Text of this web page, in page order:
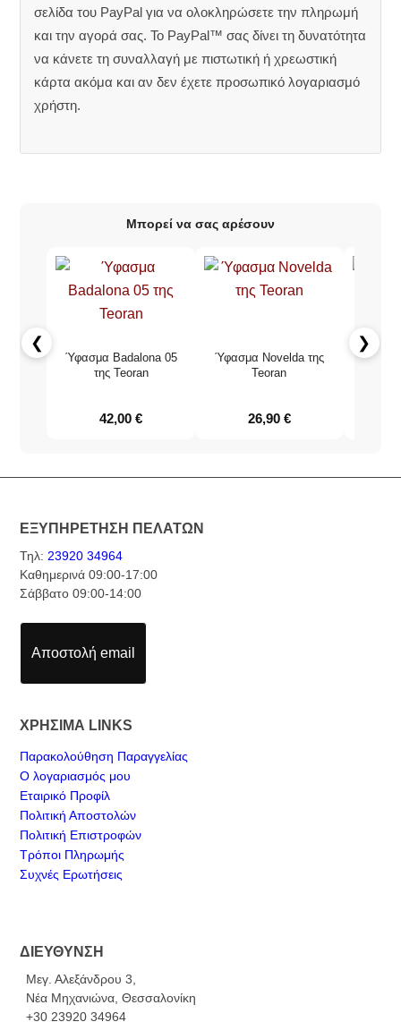
σελίδα του PayPal για να ολοκληρώσετε την πληρωμή
και την αγορά σας. Το PayPal™ σας δίνει τη δυνατότητα
να κάνετε τη συναλλαγή με πιστωτική ή χρεωστική
κάρτα ακόμα και αν δεν έχετε προσωπικό λογαριασμό
χρήστη.
Μπορεί να σας αρέσουν
❮
Ύφασμα Badalona 05
της Teoran
42,00€
Ύφασμα Novelda της
Teoran
26,90 €
❯
ΕΞΥΠΗΡΕΤΗΣΗ ΠΕΛΑΤΩΝ
Τηλ: 23920 34964
Καθημερινά 09:00-17:00
Σάββατο 09:00-14:00
Αποστολή email
ΧΡΗΣΙΜΑ LINKS
Παρακολούθηση Παραγγελίας
Ο λογαριασμός μου
Εταιρικό Προφίλ
Πολιτική Αποστολών
Πολιτική Επιστροφών
Τρόποι Πληρωμής
Συχνές Ερωτήσεις
ΔΙΕΥΘΥΝΣΗ
Μεγ. Αλεξάνδρου 3,
Νέα Μηχανιώνα, Θεσσαλονίκη
+30 23920 34964